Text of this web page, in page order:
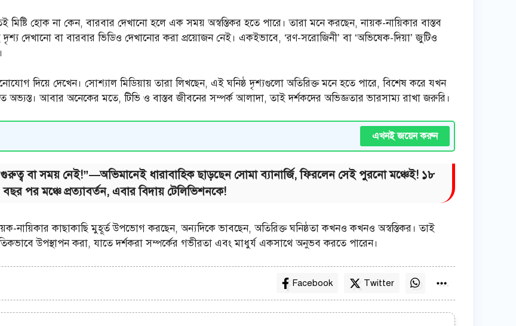
হোক না কেন, বারবার দেখানো হলে এক সময় অস্বস্তিকর হতে পারে। তারা মনে করছেন, নায়ক-নায়িকার বাস্তব
দৃশ্য দেখানো বা বারবার ভিডিও দেখানোর করা প্রয়োজন নেই। একইভাবে, ‘রণ-সরোজিনী’ বা ‘অভিষেক-দিয়া’ জুটিও
দিয়ে দেখেন। সোশ্যাল মিডিয়ায় তারা লিখছেন, এই ঘনিষ্ঠ দৃশ্যগুলো অতিরিক্ত মনে হতে পারে, বিশেষ করে যখন
অভ্যস্ত। আবার অনেকের মতে, টিভি ও বাস্তব জীবনের সম্পর্ক আলাদা, তাই দর্শকদের অভিজ্ঞতার ভারসাম্য রাখা জরুরি।
এখনই জয়েন করুন
গুরুত্ব বা সময় নেই!”—অভিমানেই ধারাবাহিক ছাড়ছেন সোমা ব্যানার্জি, ফিরলেন সেই পুরনো মঞ্চেই! ১৮
বছর পর মঞ্চে প্রত্যাবর্তন, এবার বিদায় টেলিভিশনকে!
নায়ক-নায়িকার কাছাকাছি মুহূর্ত উপভোগ করছেন, অন্যদিকে ভাবছেন, অতিরিক্ত ঘনিষ্ঠতা কখনও কখনও অস্বস্তিকর। তাই
উপস্থাপন করা, যাতে দর্শকরা সম্পর্কের গভীরতা এবং মাধুর্য একসাথে অনুভব করতে পারেন।
Facebook Twitter